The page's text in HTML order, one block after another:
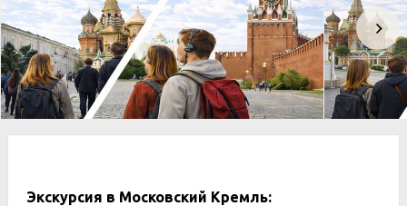
Экскурсия в Московский Кремль: